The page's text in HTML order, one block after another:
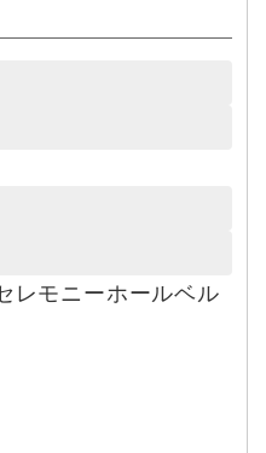
レモニーホールベル